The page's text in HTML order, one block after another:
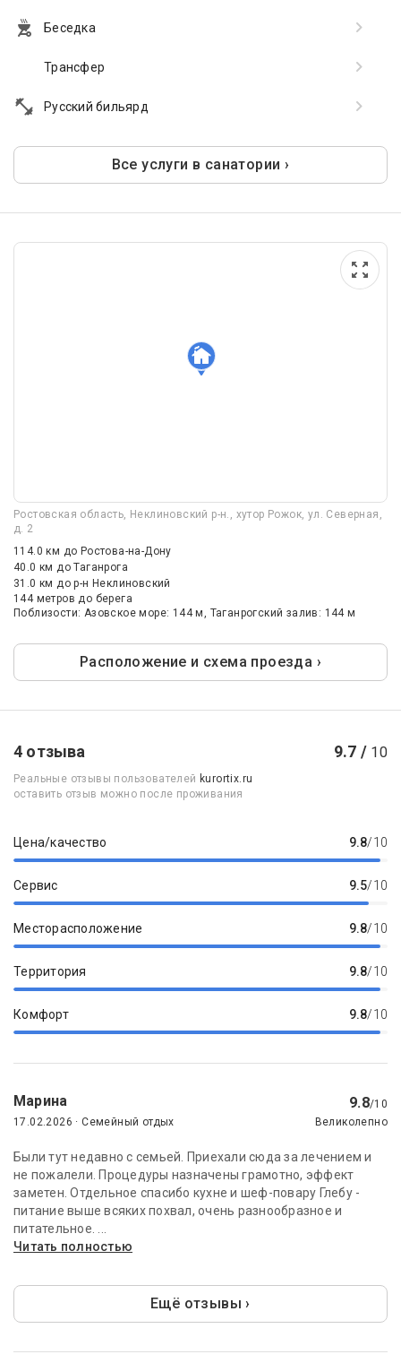
Беседка
Трансфер
Русский бильярд
Все услуги в санатории ›
Ростовская область, Неклиновский р-н., хутор Рожок, ул. Северная,
д. 2
114.0 км до Ростова-на-Дону
40.0 кмдо Таганрога
31.0 кмдо р-н Неклиновский
144 метров до берега
Поблизости: Азовское море: 144 м, Таганрогский залив: 144 м
Расположение и схема проезда ›
4 отзыва 9.7 / 10
Реальные отзывы пользователей kurortix.ru
оставить отзыв можно после проживания
Цена/качество 9.8/10
Сервис 9.5/10
Месторасположение 9.8/10
Территория 9.8/10
Комфорт 9.8/10
Марина 9.8/10
17.02.2026 · Семейный отдых
Великолепно
Были тут недавно с семьей. Приехали сюда за лечением и
не пожалели. Процедуры назначены грамотно, эффект
заметен. Отдельное спасибо кухне и шеф-повару Глебу -
питание выше всяких похвал, очень разнообразное и
питательное. ...
Читать полностью
Ещё отзывы ›